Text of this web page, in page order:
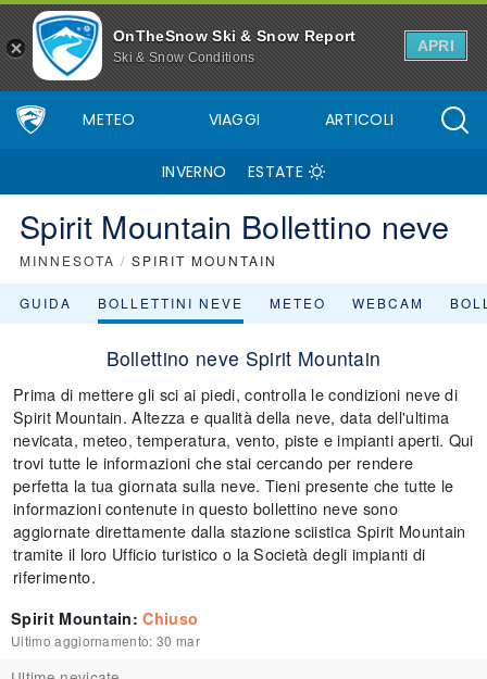
OnTheSnow Ski & Snow Report
Ski & Snow Conditions
APRI
METEO VIAGGI ARTICOLI
INVERNO ESTATE
Spirit Mountain Bollettino neve
MINNESOTA / SPIRIT MOUNTAIN
GUIDA BOLLETTINI NEVE METEO WEBCAM
Bollettino neve Spirit Mountain
Prima di mettere gli sci ai piedi, controlla le condizioni neve di
Spirit Mountain. Altezza e qualità della neve, data dell'ultima
nevicata, meteo, temperatura, vento, piste e impianti aperti. Qui
trovi tutte le informazioni che stai cercando per rendere
perfetta la tua giornata sulla neve. Tieni presente che tutte le
informazioni contenute in questo bollettino neve sono
aggiornate direttamente dalla stazione sciistica Spirit Mountain
tramite il loro Ufficio turistico o la Società degli impianti di
riferimento.
Spirit Mountain:Chiuso
Ultimo aggiornamento: 30 mar